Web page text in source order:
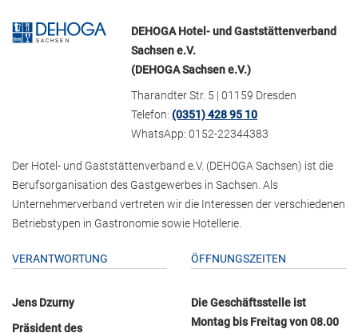
DEHOGA Hotel- und Gaststättenverband
Sachsen e.V.
(DEHOGA Sachsen e.V.)
Tharandter Str. 5 | 01159 Dresden
Telefon:(0351) 428 95 10
WhatsApp: 0152-22344383
Der Hotel- und Gaststättenverband e.V. (DEHOGA Sachsen) ist die
Berufsorganisation des Gastgewerbes in Sachsen. Als
Unternehmerverband vertreten wir die Interessen der verschiedenen
Betriebstypen in Gastronomie sowie Hotellerie.
VERANTWORTUNG
Jens Dzurny
Präsident des
ÖFFNUNGSZEITEN
Die Geschäftsstelle ist
Montag bis Freitag von 08.00